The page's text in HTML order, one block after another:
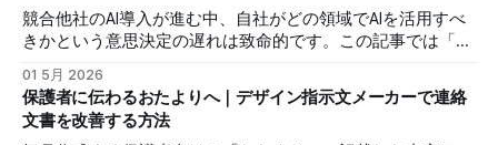
競合他社のAI導入が進む中、自社がどの領域でAIを活用すべ
きかという意思決定の遅れは致命的です。この記事では「自
らAI活用の優先順位を明確にする具体的なステップを解説し
ます。
01 5月 2026
保護者に伝わるおたよりへ｜デザイン指示文メーカーで連絡
文書を改善する方法